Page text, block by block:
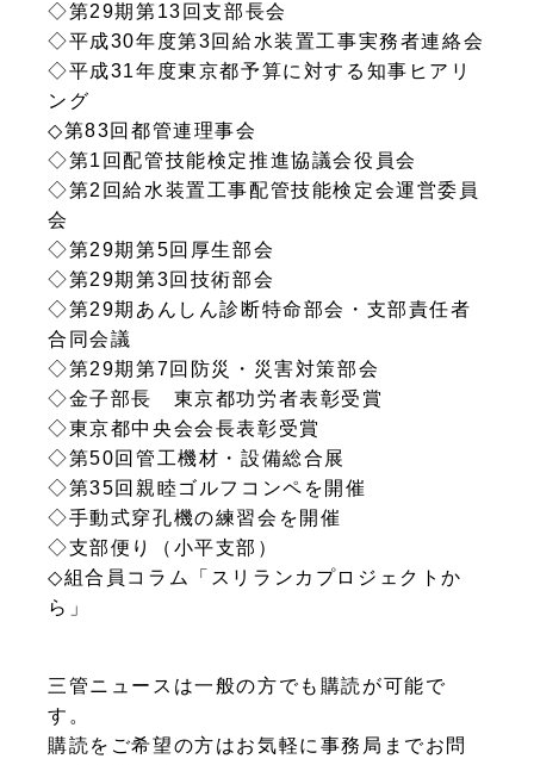
◇第29期第13回支部長会
◇平成30年度第3回給水装置工事実務者連絡会
◇平成31年度東京都予算に対する知事ヒアリ
ング
◇第83回都管連理事会
◇第1回配管技能検定推進協議会役員会
◇第2回給水装置工事配管技能検定会運営委員
会
◇第29期第5回厚生部会
◇第29期第3回技術部会
◇第29期あんしん診断特命部会・支部責任者
合同会議
◇第29期第7回防災・災害対策部会
◇金子部長 東京都功労者表彰受賞
◇東京都中央会会長表彰受賞
◇第50回管工機材・設備総合展
◇第35回親睦ゴルフコンペを開催
◇手動式穿孔機の練習会を開催
◇支部便り（小平支部）
◇組合員コラム「スリランカプロジェクトか
ら」
三管ニュースは一般の方でも購読が可能で
す。
購読をご希望の方はお気軽に事務局までお問